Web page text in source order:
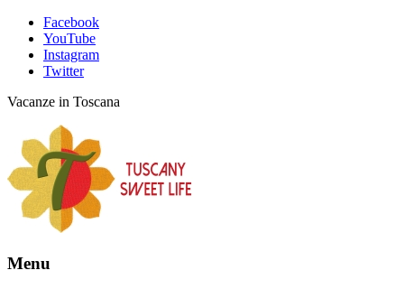
Facebook
YouTube
Instagram
Twitter
Vacanze in Toscana
Menu